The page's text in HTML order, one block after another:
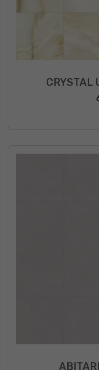
CRYSTAL